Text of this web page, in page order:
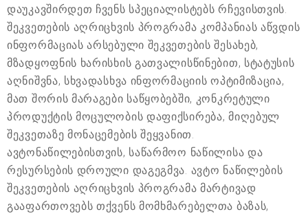
დაუკავშირდეთ ჩვენს სპეციალისტებს რჩევისთვის.
შეკვეთების აღრიცხვის პროგრამა კომპანიას აწვდის
ინფორმაციას არსებული შეკვეთების შესახებ,
მზადყოფნის ხარისხის გათვალისწინებით, სტატუსის
აღნიშვნა, სხვადასხვა ინფორმაციის ოპტიმიზაცია,
მათ შორის მარაგები საწყობებში, კონკრეტული
პროდუქტის მოცულობის დაფიქსირება, მიღებულ
შეკვეთაზე მონაცემების შეყვანით.
ავტონაწილებისთვის, საწარმოო ნაწილისა და
რესურსების დროული დაგეგმვა. ავტო ნაწილების
შეკვეთების აღრიცხვის პროგრამა მარტივად
გააფართოვებს თქვენს მომხმარებელთა ბაზას,